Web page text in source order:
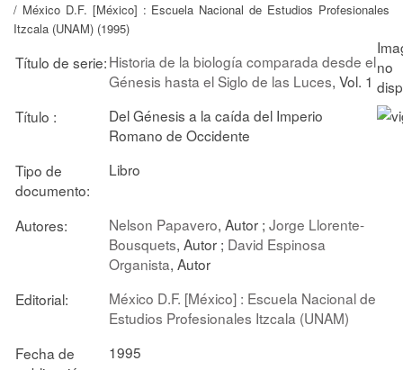
/ México D.F. [México] : Escuela Nacional de Estudios Profesionales
Itzcala (UNAM) (1995)
Título de serie:Historia de la biología comparada desde el
Génesis hasta el Siglo de las Luces, Vol. 1
Título :
Del Génesis a la caída del Imperio
Romano de Occidente
Tipo de
documento:
Libro
Autores: Nelson Papavero, Autor ; Jorge Llorente-
Bousquets, Autor ; David Espinosa
Organista, Autor
Editorial:
México D.F. [México] : Escuela Nacional de
Estudios Profesionales Itzcala (UNAM)
Fecha de
1995